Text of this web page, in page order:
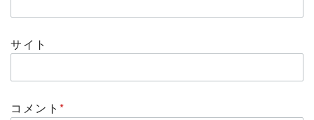
サイト
コメント*